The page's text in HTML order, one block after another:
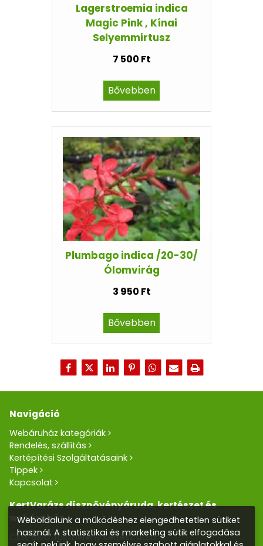
Lagerstroemia indica
Magic Pink , Kínai
Selyemmirtusz
7 500 Ft
Bővebben
Plumbago indica /20-30/
Ólomvirág
3 950 Ft
Bővebben
Navigáció
Webáruház kategóriák
Rendelés, szállítás
Kertépítési Szolgáltatásaink
Tippek
Kapcsolat
KertVarázs dísznövényáruda, kertészet és
webáruház
Cím: 5100 Jászberény Kertész utca 5.
Weboldalunk a működéshez elengedhetetlen sütiket
használ. A statisztikai és marketing sütik elfogadása